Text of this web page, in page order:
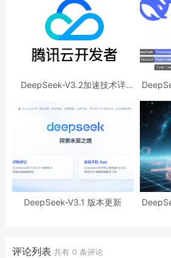
DeepSeek-V3.2加速技术详
DeepSeek-V3.1 版本更新
评论列表 共有 0 条评论